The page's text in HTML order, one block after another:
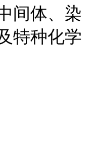
间体、染
特种化学